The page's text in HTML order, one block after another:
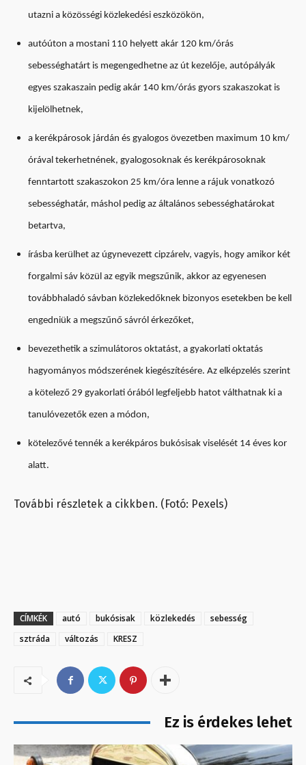
utazni a közösségi közlekedési eszközökön,
autóúton a mostani 110 helyett akár 120 km/órás
sebességhatárt is megengedhetne az út kezelője, autópályák
egyes szakaszain pedig akár 140 km/órás gyors szakaszokat is
kijelölhetnek,
a kerékpárosok járdán és gyalogos övezetben maximum 10 km/
órával tekerhetnének, gyalogosoknak és kerékpárosoknak
fenntartott szakaszokon 25 km/óra lenne a rájuk vonatkozó
sebességhatár, máshol pedig az általános sebességhatárokat
betartva,
írásba kerülhet az úgynevezett cipzárelv, vagyis, hogy amikor két
forgalmi sáv közül az egyik megszűnik, akkor az egyenesen
továbbhaladó sávban közlekedőknek bizonyos esetekben be kell
engedniük a megszűnő sávról érkezőket,
bevezethetik a szimulátoros oktatást, a gyakorlati oktatás
hagyományos módszerének kiegészítésére. Az elképzelés szerint
a kötelező 29 gyakorlati órából legfeljebb hatot válthatnak ki a
tanulóvezetők ezen a módon,
kötelezővé tennék a kerékpáros bukósisak viselését 14 éves kor
alatt.
További részletek a cikkben. (Fotó: Pexels)
CÍMKÉK autó bukósisak közlekedés
sebesség
sztráda
változás KRESZ
Ez is érdekes lehet